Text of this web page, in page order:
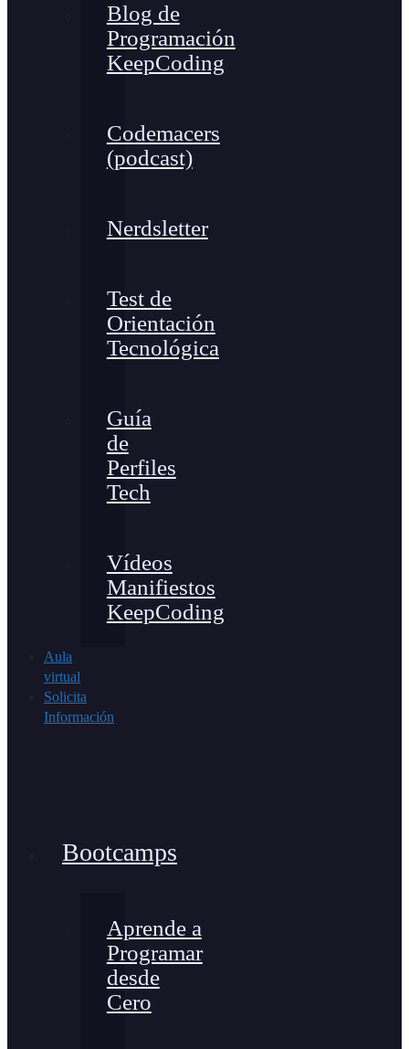
Blog de
Programación
KeepCoding
Codemacers
(podcast)
Nerdsletter
Test de
Orientación
Tecnológica
Guía
de
Perfiles
Tech
Vídeos
Manifiestos
KeepCoding
Aula
virtual
Solicita
Información
Bootcamps
Aprende a
Programar
desde
Cero